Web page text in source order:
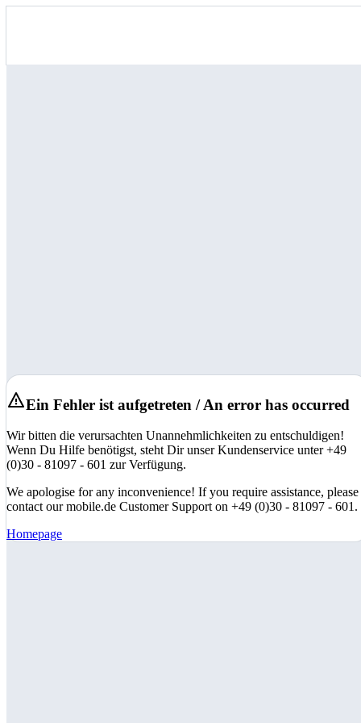
Ein Fehler ist aufgetreten / An error has occurred
Wir bitten die verursachten Unannehmlichkeiten zu entschuldigen!
Wenn Du Hilfe benötigst, steht Dir unser Kundenservice unter +49
(0)30 - 81097 - 601 zur Verfügung.
We apologise for any inconvenience! If you require assistance, please
contact our mobile.de Customer Support on +49 (0)30 - 81097 - 601.
Homepage